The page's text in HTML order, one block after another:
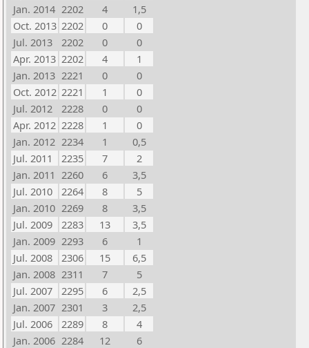
Jan. 2014 2202 4
1,5
Oct. 2013 2202 0
0
Jul. 2013
2202 0
0
Apr. 2013 2202 4
1
Jan. 2013 2221 0
0
Oct. 2012 2221 1
0
Jul. 2012
2228 0
0
Apr. 2012 2228 1
0
Jan. 2012 2234 1
0,5
Jul. 2011
2235 7
2
Jan. 2011 2260 6
3,5
Jul. 2010
2264 8
5
Jan. 2010 2269 8
3,5
Jul. 2009
2283 13
3,5
Jan. 2009 2293 6
1
Jul. 2008
2306 15
6,5
Jan. 2008 2311 7
5
Jul. 2007
2295 6
2,5
Jan. 2007 2301 3
2,5
Jul. 2006
2289 8
4
Jan. 2006 2284 12
6